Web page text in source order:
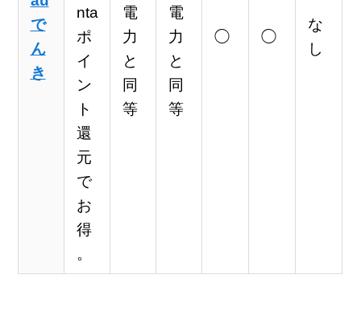
で
ん
き
nta
ポ
イ
ン
ト
還
元
で
お
得
。
電
力
と
同
等
電
力
と
同
等
◯ ◯
な
し